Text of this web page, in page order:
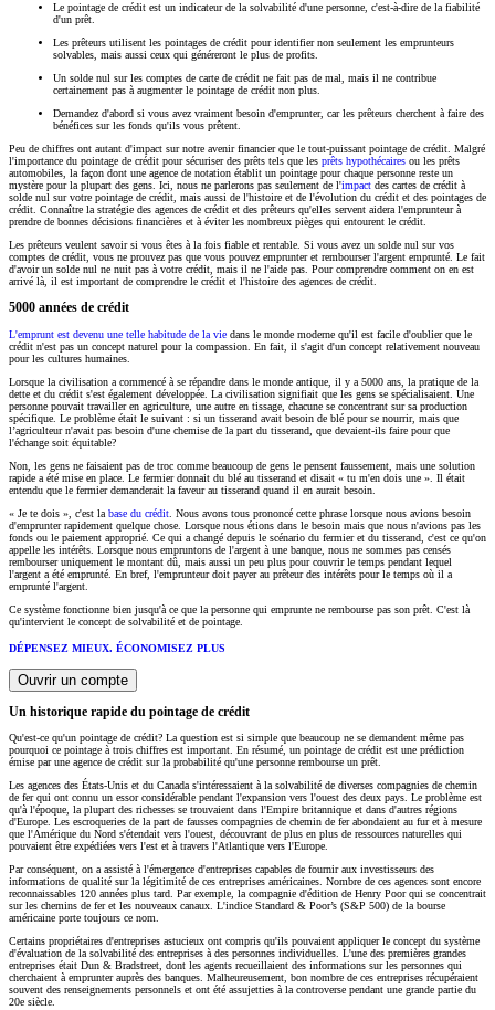
Le pointage de crédit est un indicateur de la solvabilité d'une personne, c'est-à-dire de la fiabilité
d'un prêt.
Les prêteurs utilisent les pointages de crédit pour identifier non seulement les emprunteurs
solvables, mais aussi ceux qui généreront le plus de profits.
Un solde nul sur les comptes de carte de crédit ne fait pas de mal, mais il ne contribue
certainement pas à augmenter le pointage de crédit non plus.
Demandez d'abord si vous avez vraiment besoin d'emprunter, car les prêteurs cherchent à faire des
bénéfices sur les fonds qu'ils vous prêtent.
Peu de chiffres ont autant d'impact sur notre avenir financier que le tout-puissant pointage de crédit. Malgré
l'importance du pointage de crédit pour sécuriser des prêts tels que les prêts hypothécaires ou les prêts
automobiles, la façon dont une agence de notation établit un pointage pour chaque personne reste un
mystère pour la plupart des gens. Ici, nous ne parlerons pas seulement de l'impact des cartes de crédit à
solde nul sur votre pointage de crédit, mais aussi de l'histoire et de l'évolution du crédit et des pointages de
crédit. Connaître la stratégie des agences de crédit et des prêteurs qu'elles servent aidera l'emprunteur à
prendre de bonnes décisions financières et à éviter les nombreux pièges qui entourent le crédit.
Les prêteurs veulent savoir si vous êtes à la fois fiable et rentable. Si vous avez un solde nul sur vos
comptes de crédit, vous ne prouvez pas que vous pouvez emprunter et rembourser l'argent emprunté. Le fait
d'avoir un solde nul ne nuit pas à votre crédit, mais il ne l'aide pas. Pour comprendre comment on en est
arrivé là, il est important de comprendre le crédit et l'histoire des agences de crédit.
5000 années de crédit
L'emprunt est devenu une telle habitude de la vie dans le monde moderne qu'il est facile d'oublier que le
crédit n'est pas un concept naturel pour la compassion. En fait, il s'agit d'un concept relativement nouveau
pour les cultures humaines.
Lorsque la civilisation a commencé à se répandre dans le monde antique, il y a 5000 ans, la pratique de la
dette et du crédit s'est également développée. La civilisation signifiait que les gens se spécialisaient. Une
personne pouvait travailler en agriculture, une autre en tissage, chacune se concentrant sur sa production
spécifique. Le problème était le suivant : si un tisserand avait besoin de blé pour se nourrir, mais que
l’agriculteur n'avait pas besoin d'une chemise de la part du tisserand, que devaient-ils faire pour que
l'échange soit équitable?
Non, les gens ne faisaient pas de troc comme beaucoup de gens le pensent faussement, mais une solution
rapide a été mise en place. Le fermier donnait du blé au tisserand et disait « tu m'en dois une ». Il était
entendu que le fermier demanderait la faveur au tisserand quand il en aurait besoin.
« Je te dois », c'est la base du crédit . Nous avons tous prononcé cette phrase lorsque nous avions besoin
d'emprunter rapidement quelque chose. Lorsque nous étions dans le besoin mais que nous n'avions pas les
fonds ou le paiement approprié. Ce qui a changé depuis le scénario du fermier et du tisserand, c'est ce qu'on
appelle les intérêts. Lorsque nous empruntons de l'argent à une banque, nous ne sommes pas censés
rembourser uniquement le montant dû, mais aussi un peu plus pour couvrir le temps pendant lequel
l'argent a été emprunté. En bref, l'emprunteur doit payer au prêteur des intérêts pour le temps où il a
emprunté l'argent.
Ce système fonctionne bien jusqu'à ce que la personne qui emprunte ne rembourse pas son prêt. C'est là
qu'intervient le concept de solvabilité et de pointage.
DÉPENSEZ MIEUX. ÉCONOMISEZ PLUS
Ouvrir un compte
Un historique rapide du pointage de crédit
Qu'est-ce qu'un pointage de crédit? La question est si simple que beaucoup ne se demandent même pas
pourquoi ce pointage à trois chiffres est important. En résumé, un pointage de crédit est une prédiction
émise par une agence de crédit sur la probabilité qu'une personne rembourse un prêt.
Les agences des États-Unis et du Canada s'intéressaient à la solvabilité de diverses compagnies de chemin
de fer qui ont connu un essor considérable pendant l'expansion vers l'ouest des deux pays. Le problème est
qu'à l'époque, la plupart des richesses se trouvaient dans l'Empire britannique et dans d'autres régions
d'Europe. Les escroqueries de la part de fausses compagnies de chemin de fer abondaient au fur et à mesure
que l'Amérique du Nord s'étendait vers l'ouest, découvrant de plus en plus de ressources naturelles qui
pouvaient être expédiées vers l'est et à travers l'Atlantique vers l'Europe.
Par conséquent, on a assisté à l'émergence d'entreprises capables de fournir aux investisseurs des
informations de qualité sur la légitimité de ces entreprises américaines. Nombre de ces agences sont encore
reconnaissables 120 années plus tard. Par exemple, la compagnie d'édition de Henry Poor qui se concentrait
sur les chemins de fer et les nouveaux canaux. L'indice Standard & Poor’s (S&P 500) de la bourse
américaine porte toujours ce nom.
Certains propriétaires d'entreprises astucieux ont compris qu'ils pouvaient appliquer le concept du système
d'évaluation de la solvabilité des entreprises à des personnes individuelles. L'une des premières grandes
entreprises était Dun & Bradstreet, dont les agents recueillaient des informations sur les personnes qui
cherchaient à emprunter auprès des banques. Malheureusement, bon nombre de ces entreprises récupéraient
souvent des renseignements personnels et ont été assujetties à la controverse pendant une grande partie du
20e siècle.